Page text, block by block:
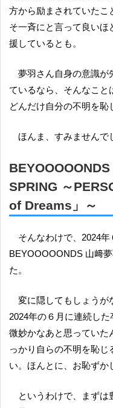
方から励まされていたこ
そ一斉にと言って良い
援しているとも。
夢羽さん自身の意識が先へ向いていて今現在が疎かになっ
ているなら、そんなこと
どんだけ自分の不明を恥
ほんま、すみませんで
SPRING ～
of Dreams」～
そんなわけで、2024年６月27日の木曜日、豊洲PIT にて、
BEYOOOOONDS 山﨑
た。
変に隠してもしょうがないので、正しくぶっちゃけると、
2024年の６月に連続し
微妙かなあと思っていた
っかり自らの不明を恥じ
い。ほんとに、お恥ずか
というわけで、まずは豊洲PIT公演の概要とセトリを下記に